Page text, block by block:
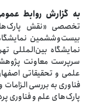
گزارش روابط عمومی
تخصصی «نقش پارک‌ها
بیست‌وششمین نمایشگاه
نمایشگاه بین‌المللی
سرپرست معاونت
علمی و تحقیقاتی
فناوری به بررسی
پارک‌های علم و فناوری